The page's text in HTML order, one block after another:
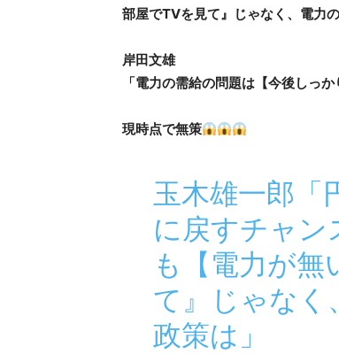
部屋でTVを見て』じゃなく、電力
岸田文雄
「電力の需給の問題は【今後しっ
現時点で無策
玉木雄一郎「
に戻すチャン
も【電力が無
て』じゃなく
政策は」